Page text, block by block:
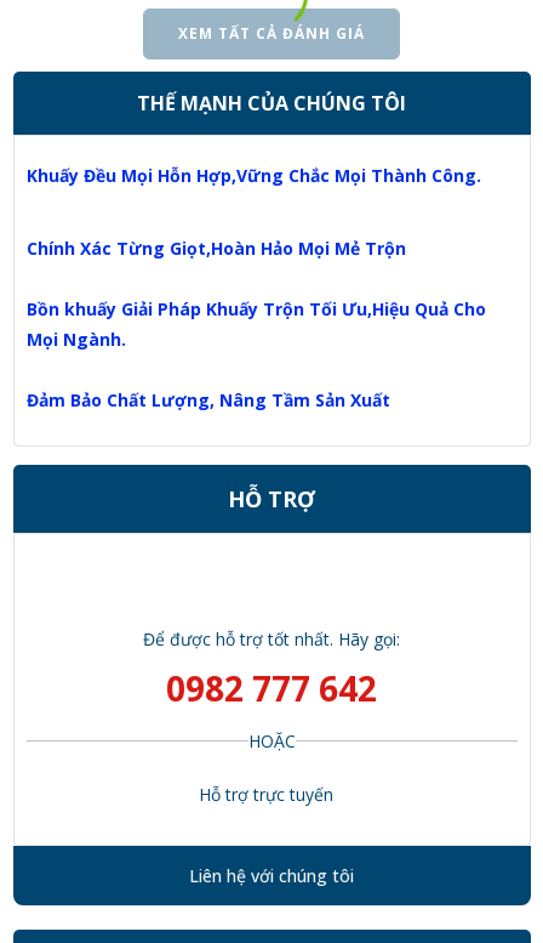
XEM TẤT CẢ ĐÁNH GIÁ
THẾ MẠNH CỦA CHÚNG TÔI
Khuấy Đều Mọi Hỗn Hợp,Vững Chắc Mọi Thành Công.
Chính Xác Từng Giọt,Hoàn Hảo Mọi Mẻ Trộn
Bồn khuấy Giải Pháp Khuấy Trộn Tối Ưu,Hiệu Quả Cho
Mọi Ngành.
Đảm Bảo Chất Lượng, Nâng Tầm Sản Xuất
HỖ TRỢ
Để được hỗ trợ tốt nhất. Hãy gọi:
0982 777 642
HOẶC
Hỗ trợ trực tuyến
Liên hệ với chúng tôi